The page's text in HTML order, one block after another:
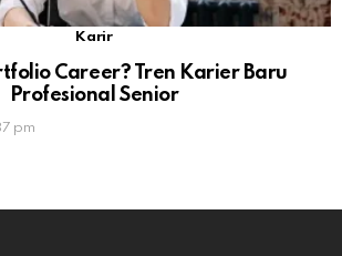
Karir
Career? Tren Karier Baru
Profesional Senior
pm